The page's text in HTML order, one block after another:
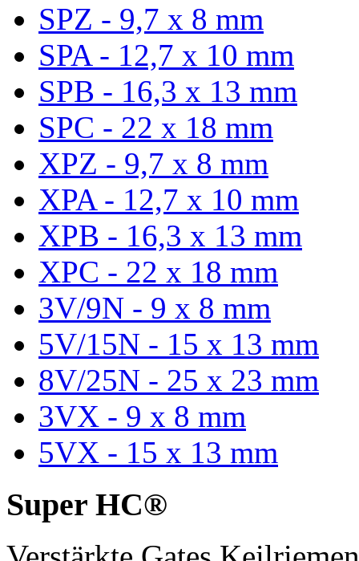
SPZ - 9,7 x 8 mm
SPA - 12,7 x 10 mm
SPB - 16,3 x 13 mm
SPC - 22 x 18 mm
XPZ - 9,7 x 8 mm
XPA - 12,7 x 10 mm
XPB - 16,3 x 13 mm
XPC - 22 x 18 mm
3V/9N - 9 x 8 mm
5V/15N - 15 x 13 mm
8V/25N - 25 x 23 mm
3VX - 9 x 8 mm
5VX - 15 x 13 mm
Super HC®